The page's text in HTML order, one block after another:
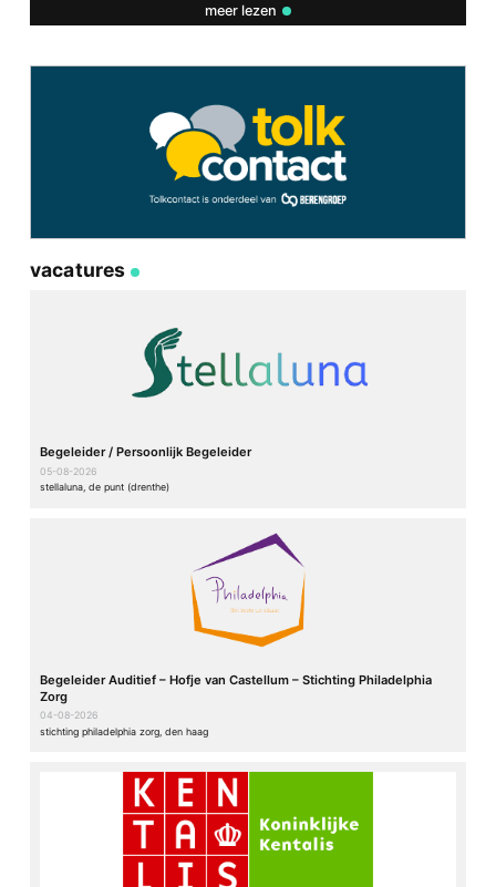
meer lezen
vacatures
Begeleider / Persoonlijk Begeleider
05-08-2026
stellaluna, de punt (drenthe)
Begeleider Auditief – Hofje van Castellum – Stichting Philadelphia
Zorg
04-08-2026
stichting philadelphia zorg, den haag